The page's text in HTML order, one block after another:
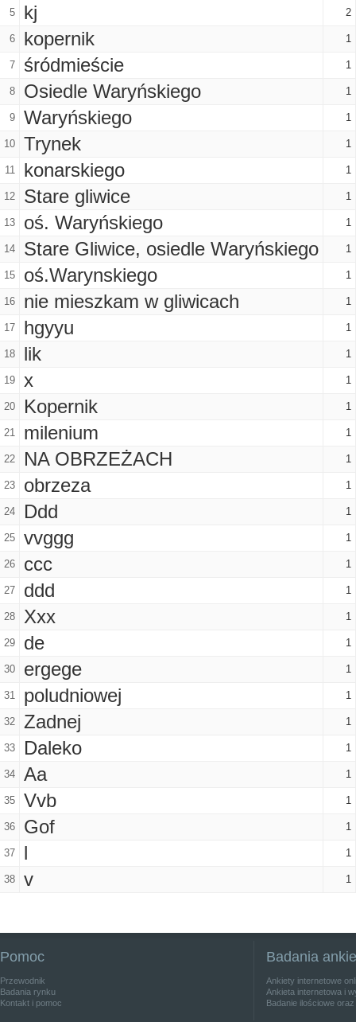
5 kj 2
6 kopernik 1
7 śródmieście 1
8 Osiedle Waryńskiego 1
9 Waryńskiego 1
10 Trynek 1
11 konarskiego 1
12 Stare gliwice 1
13 oś. Waryńskiego 1
14 Stare Gliwice, osiedle Waryńskiego 1
15 oś.Warynskiego 1
16 nie mieszkam w gliwicach 1
17 hgyyu 1
18 lik 1
19 x 1
20 Kopernik 1
21 milenium 1
22 NA OBRZEŻACH 1
23 obrzeza 1
24 Ddd 1
25 vvggg 1
26 ccc 1
27 ddd 1
28 Xxx 1
29 de 1
30 ergege 1
31 poludniowej 1
32 Zadnej 1
33 Daleko 1
34 Aa 1
35 Vvb 1
36 Gof 1
37 l 1
38 v 1
Pomoc
Przewodnik
Badania rynku
Kontakt i pomoc
Badania
Ankiety internetowe
Ankieta internetowa i
Badanie ilościowe